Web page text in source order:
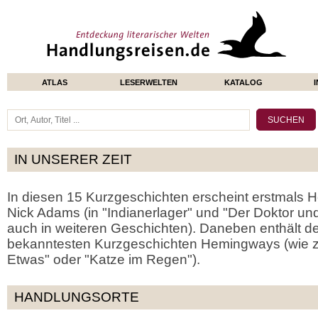
ATLAS LESERWELTEN KATALOG
IN UNSERER ZEIT
In diesen 15 Kurzgeschichten erscheint erstmals
Nick Adams (in "Indianerlager" und "Der Doktor
auch in weiteren Geschichten). Daneben enthält
bekanntesten Kurzgeschichten Hemingways (wie
Etwas" oder "Katze im Regen").
HANDLUNGSORTE